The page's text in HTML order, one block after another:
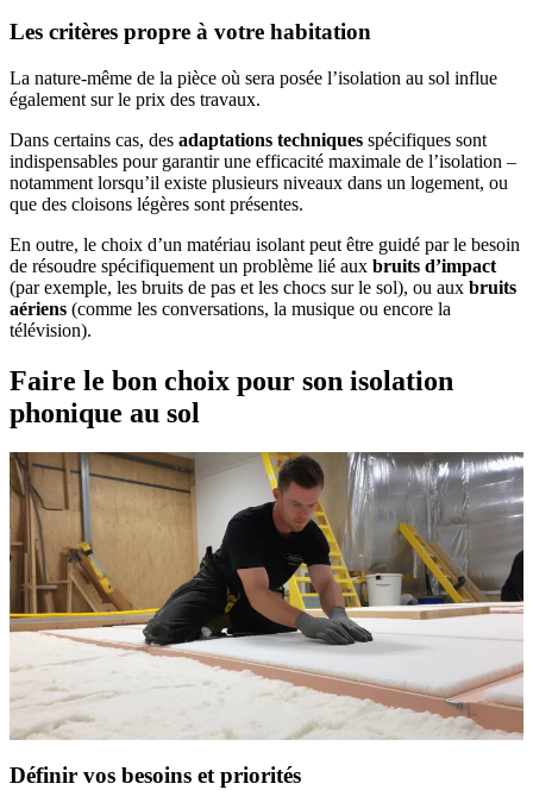
Les critères propre à votre habitation
La nature-même de la pièce où sera posée l’isolation au sol influe
également sur le prix des travaux.
Dans certains cas, des adaptations techniques spécifiques sont
indispensables pour garantir une efficacité maximale de l’isolation –
notamment lorsqu’il existe plusieurs niveaux dans un logement, ou
que des cloisons légères sont présentes.
En outre, le choix d’un matériau isolant peut être guidé par le besoin
de résoudre spécifiquement un problème lié aux bruits d’impact
(par exemple, les bruits de pas et les chocs sur le sol), ou aux bruits
aériens (comme les conversations, la musique ou encore la
télévision).
Faire le bon choix pour son isolation
phonique au sol
Définir vos besoins et priorités